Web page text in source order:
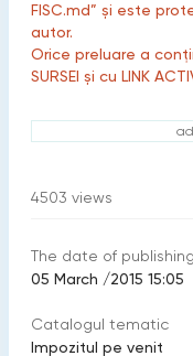
FISC.md” și este
autor.
Orice preluare a
SURSEI și cu LINK
4503 views
The date of
05 March /2015 15:05
Catalogul tematic
Impozitul pe venit